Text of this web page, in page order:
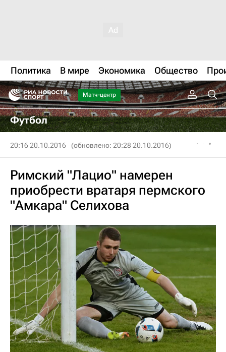
Политика В мире Экономика Общество
Матч-центр
Футбол
20:16 20.10.2016 (обновлено: 20:28 20.10.2016)
Римский "Лацио" намерен
приобрести вратаря пермского
"Амкара" Селихова